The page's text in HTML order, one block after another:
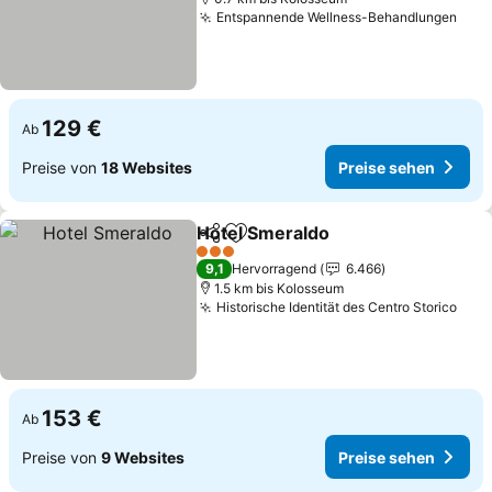
Entspannende Wellness-Behandlungen
Ab 129 €
Preise von 18 Websites Preise sehen
TeilenZu Favoriten hinzufügen
Hotel Smeraldo
3 Sterne
9,1 Hervorragend
6.466
1.5 km bis Kolosseum
Historische Identität des Centro Storico
Ab 153 €
Preise von 9 Websites Preise sehen